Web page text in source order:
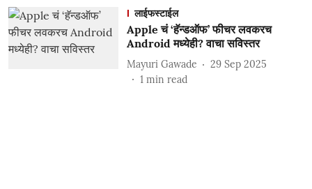
लाईफस्टाईल
Apple चं ‘हॅन्डऑफ’ फीचर लवकरच
Android मध्येही? वाचा सविस्तर
Mayuri Gawade
29 Sep 2025
1 min read